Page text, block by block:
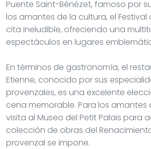
Puente Saint-Bénézet, famoso por
los amantes de la cultura, el Festival
cita ineludible, ofreciendo una
espectáculos en lugares
En términos de gastronomía, el
Etienne, conocido por sus
provenzales, es una excelente
cena memorable. Para los amantes
visita al Museo del Petit Palais para
colección de obras del
provenzal se impone.